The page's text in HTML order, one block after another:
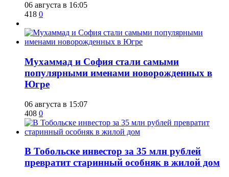
06 августа в 16:05
418 0
​Мухаммад и София стали самыми
популярными именами новорожденных в
Югре
06 августа в 15:07
408 0
В Тобольске инвестор за 35 млн рублей
превратит старинный особняк в жилой дом